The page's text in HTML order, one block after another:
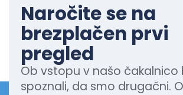
Naročite se na
brezplačen prvi
pregled
Ob vstopu v našo čakalnico
spoznali, da smo drugačni.